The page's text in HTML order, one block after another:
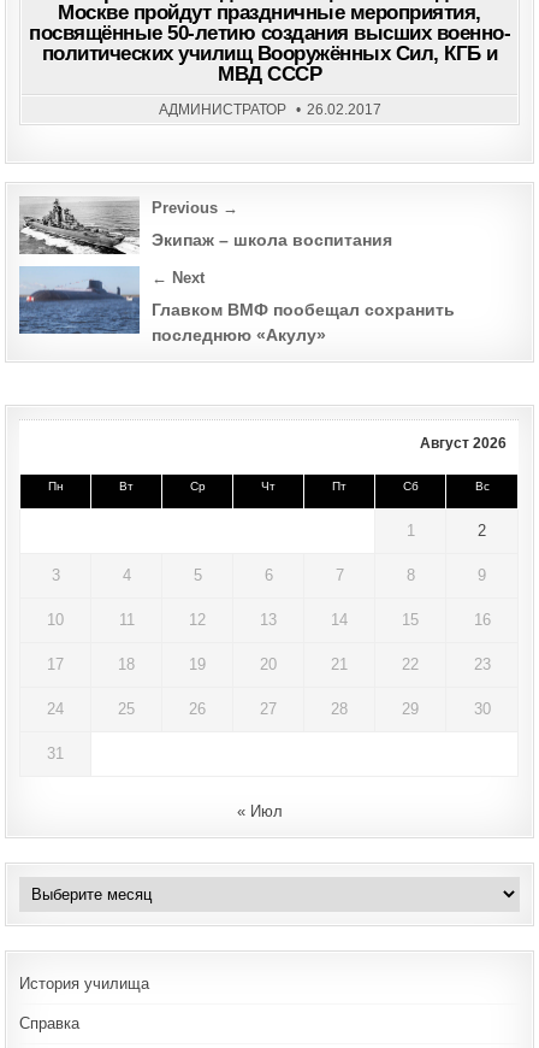
Москве пройдут праздничные мероприятия,
посвящённые 50-летию создания высших военно-
политических училищ Вооружённых Сил, КГБ и
МВД СССР
АДМИНИСТРАТОР 26.02.2017
Post
navigation
Previous →
Экипаж – школа воспитания
← Next
Главком ВМФ пообещал сохранить
последнюю «Акулу»
Август 2026
Пн Вт Ср Чт Пт Сб Вс
1 2
3 4 5 6 7 8 9
10 11 12 13 14 15 16
17 18 19 20 21 22 23
24 25 26 27 28 29 30
31
« Июл
Архивы
История училища
Справка